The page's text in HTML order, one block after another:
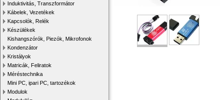
Induktivitás, Transzformátor
Kábelek, Vezetékek
Kapcsolók, Relék
Készülékek
Kishangszórók, Piezók, Mikrofonok
Kondenzátor
Kristályok
Matricák, Feliratok
Méréstechnika
Mini PC, ipari PC, tartozékok
Modulok